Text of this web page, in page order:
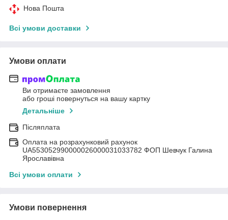
Нова Пошта
Всі умови доставки
Умови оплати
Ви отримаєте замовлення
або гроші повернуться на вашу картку
Детальніше
Післяплата
Оплата на розрахунковий рахунок
UA553052990000026000031033782 ФОП Шевчук Галина
Ярославівна
Всі умови оплати
Умови повернення